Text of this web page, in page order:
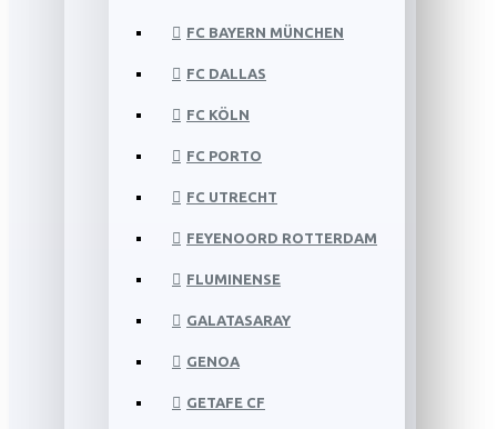
FC BAYERN MÜNCHEN
FC DALLAS
FC KÖLN
FC PORTO
FC UTRECHT
FEYENOORD ROTTERDAM
FLUMINENSE
GALATASARAY
GENOA
GETAFE CF